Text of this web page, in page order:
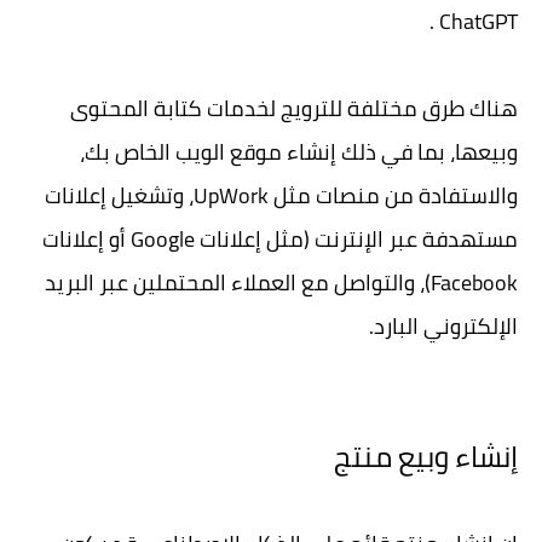
ChatGPT .
هناك طرق مختلفة للترويج لخدمات كتابة المحتوى
وبيعها، بما في ذلك إنشاء موقع الويب الخاص بك،
والاستفادة من منصات مثل UpWork، وتشغيل إعلانات
مستهدفة عبر الإنترنت (مثل إعلانات Google أو إعلانات
Facebook)، والتواصل مع العملاء المحتملين عبر البريد
الإلكتروني البارد.
إنشاء وبيع منتج